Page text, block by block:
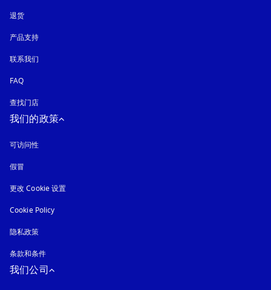
退货
产品支持
联系我们
FAQ
查找门店
我们的政策
可访问性
假冒
更改 Cookie 设置
Cookie Policy
隐私政策
条款和条件
我们公司